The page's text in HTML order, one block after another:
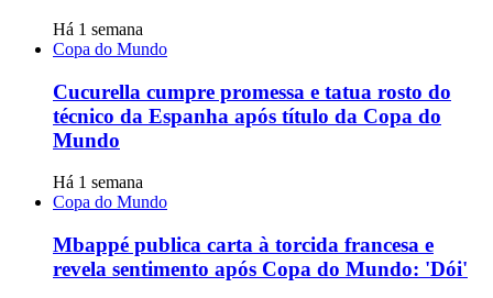
Há 1 semana
Copa do Mundo
Cucurella cumpre promessa e tatua rosto do
técnico da Espanha após título da Copa do
Mundo
Há 1 semana
Copa do Mundo
Mbappé publica carta à torcida francesa e
revela sentimento após Copa do Mundo: 'Dói'